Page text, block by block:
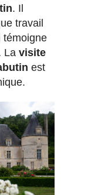
. Il
travail
témoigne
La visite
est